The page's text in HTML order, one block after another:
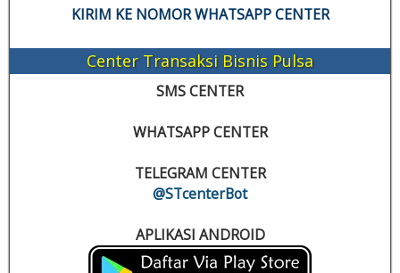
KIRIM KE NOMOR WHATSAPP CENTER
Center Transaksi Bisnis Pulsa
SMS CENTER
WHATSAPP CENTER
TELEGRAM CENTER
@STcenterBot
APLIKASI ANDROID